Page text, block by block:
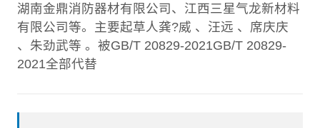
湖南金鼎消防器材有限公司、江西三星气龙新材料
有限公司等。主要起草人龚?威 、汪远 、席庆庆
、朱劲武等 。被GB/T 20829-2021GB/T 20829-
2021全部代替